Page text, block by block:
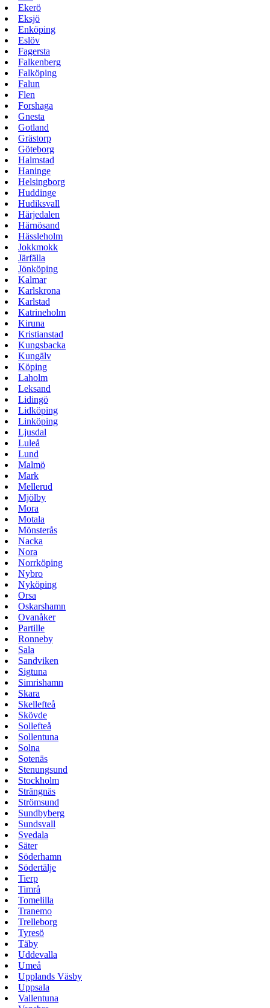
Ekerö
Eksjö
Enköping
Eslöv
Fagersta
Falkenberg
Falköping
Falun
Flen
Forshaga
Gnesta
Gotland
Grästorp
Göteborg
Halmstad
Haninge
Helsingborg
Huddinge
Hudiksvall
Härjedalen
Härnösand
Hässleholm
Jokkmokk
Järfälla
Jönköping
Kalmar
Karlskrona
Karlstad
Katrineholm
Kiruna
Kristianstad
Kungsbacka
Kungälv
Köping
Laholm
Leksand
Lidingö
Lidköping
Linköping
Ljusdal
Luleå
Lund
Malmö
Mark
Mellerud
Mjölby
Mora
Motala
Mönsterås
Nacka
Nora
Norrköping
Nybro
Nyköping
Orsa
Oskarshamn
Ovanåker
Partille
Ronneby
Sala
Sandviken
Sigtuna
Simrishamn
Skara
Skellefteå
Skövde
Sollefteå
Sollentuna
Solna
Sotenäs
Stenungsund
Stockholm
Strängnäs
Strömsund
Sundbyberg
Sundsvall
Svedala
Säter
Söderhamn
Södertälje
Tierp
Timrå
Tomelilla
Tranemo
Trelleborg
Tyresö
Täby
Uddevalla
Umeå
Upplands Väsby
Uppsala
Vallentuna